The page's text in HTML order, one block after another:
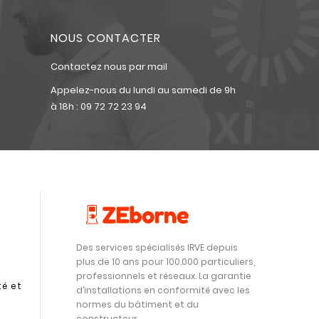
NOUS CONTACTER
Contactez nous par mail
Appelez-nous du lundi au samedi de 9h
à 18h : 09 72 72 23 94
et
Des services spécialisés IRVE depuis
plus de 10 ans pour 100.000 particuliers,
professionnels et réseaux. La garantie
d’installations en conformité avec les
normes du bâtiment et du